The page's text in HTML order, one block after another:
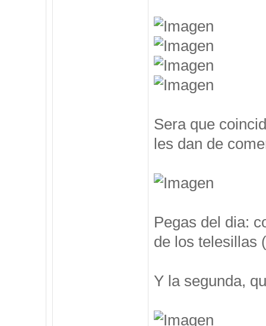
Sera que
les dan de
Pegas del dia:
de los telesillas
Y la segunda,